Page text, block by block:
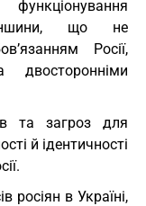
що не
Росії,
двосторонніми
та загроз для
й ідентичності
росіян в Україні,